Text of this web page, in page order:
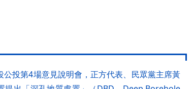
投第4場意見說明會，正方代表、民眾黨主席黃